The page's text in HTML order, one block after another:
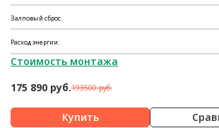
Залповый сброс:
Расход энергии:
Стоимость монтажа
175 890 руб.193500 руб.